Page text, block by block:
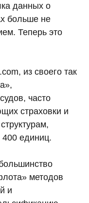
данных о
больше не
Теперь это
из своего так
часто
страховки и
400 единиц.
методов
и